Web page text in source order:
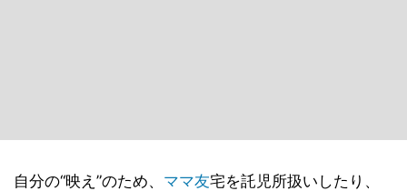
自分の“映え”のため、 ママ友宅を託児所扱いしたり、